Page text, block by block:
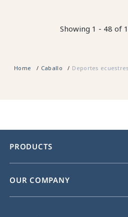
Showing 1 - 48 of
Home Caballo Deportes ecuestres
PRODUCTS
OUR COMPANY